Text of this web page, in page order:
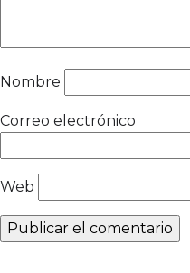
Nombre
Correo electrónico
Web